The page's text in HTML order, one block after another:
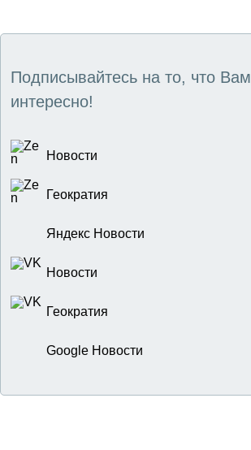
Подписывайтесь на то, что Вам
интересно!
Новости
Геократия
Яндекс Новости
Новости
Геократия
Google Новости